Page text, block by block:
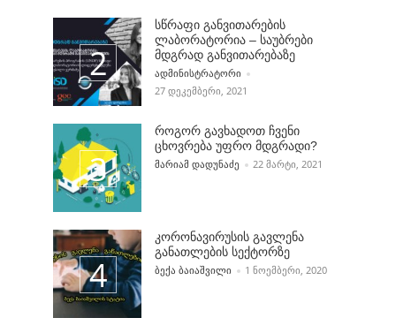
სწრაფი განვითარების
ლაბორატორია – საუბრები
მდგრად განვითარებაზე
POSTED BY
ᲐᲓᲛᲘᲜᲘᲡᲢᲠᲐᲢᲝᲠᲘ
27 ᲓᲔᲙᲔᲛᲑᲔᲠᲘ, 2021
როგორ გავხადოთ ჩვენი
ცხოვრება უფრო მდგრადი?
POSTED BY
ᲛᲐᲠᲘᲐᲛ ᲓᲐᲓᲣᲜᲐᲫᲔ 22 ᲛᲐᲠᲢᲘ, 2021
კორონავირუსის გავლენა
განათლების სექტორზე
POSTED BY
ᲑᲔᲥᲐ ᲑᲐᲘᲐᲨᲕᲘᲚᲘ 1 ᲜᲝᲔᲛᲑᲔᲠᲘ, 2020